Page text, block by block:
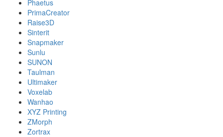
Phaetus
PrimaCreator
Raise3D
Sinterit
Snapmaker
Sunlu
SUNON
Taulman
Ultimaker
Voxelab
Wanhao
XYZ Printing
ZMorph
Zortrax